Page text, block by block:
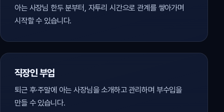
아는 사장님 한두 분부터, 자투리 시간으로 관계를 쌓아가며
시작할 수 있습니다.
직장인 부업
퇴근 후·주말에 아는 사장님을 소개하고 관리하며 부수입을
만들 수 있습니다.